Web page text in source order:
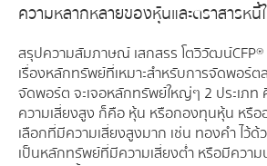
ความหลากหลายของหุ้นและตราสารห
สรุปความสัมภาษณ์ เสกสรร โตวิวัฒน์
เรื่องหลักทรัพย์ที่เหมาะสำหรับการจัดพอร์
จัดพอร์ต จะเจอหลักทรัพย์ใหญ่ๆ 2 ประเภ
ความเสี่ยงสูง ก็คือ หุ้น หรือกองทุนหุ้น หรือ
เลือกที่มีความเสี่ยงสูงมาก เช่น ทองคำ ไว้
เป็นหลักทรัพย์ที่มีความเสี่ยงต่ำ หรือมีควา